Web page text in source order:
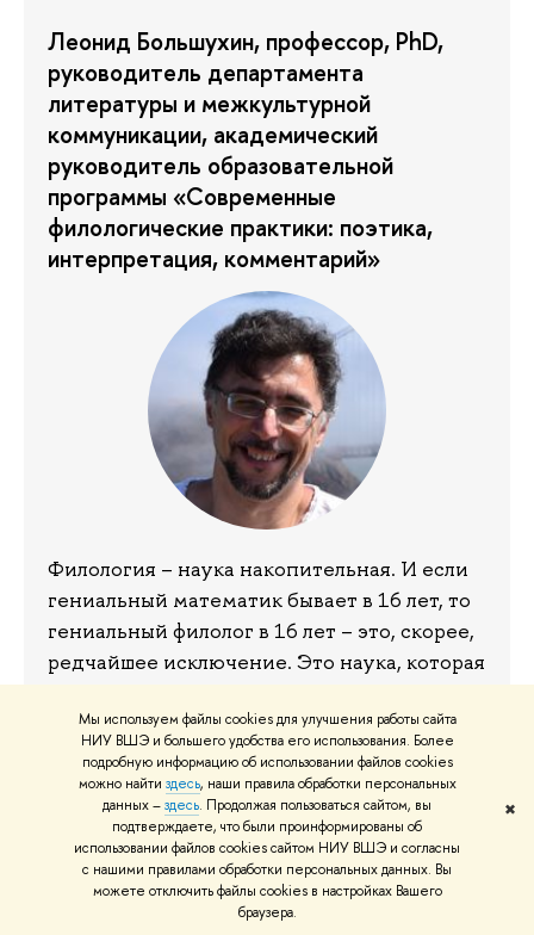
Мы используем файлы cookies для улучшения работы сайта
НИУ ВШЭ и большего удобства его использования. Более
подробную информацию об использовании файлов cookies
можно найти здесь, наши правила обработки персональных
данных –здесь. Продолжая пользоваться сайтом, вы
подтверждаете, что были проинформированы об
использовании файлов cookies сайтом НИУ ВШЭ и согласны
с нашими правилами обработки персональных данных. Вы
можете отключить файлы cookies в настройках Вашего
браузера.
✖
Леонид Большухин, профессор, PhD,
руководитель департамента
литературы и межкультурной
коммуникации, академический
руководитель образовательной
программы «Современные
филологические практики: поэтика,
интерпретация, комментарий»
Филология – наука накопительная. И если
гениальный математик бывает в 16 лет, то
гениальный филолог в 16 лет – это, скорее,
редчайшее исключение. Это наука, которая
магистратура позволяет сделать шаг от
общих представлений о том, как устроен
мир литературы в пространство
профессиональной работы. Это
действительно та сумма знаний и навыков,
которая даст возможность заниматься
осмысленной и конкретной